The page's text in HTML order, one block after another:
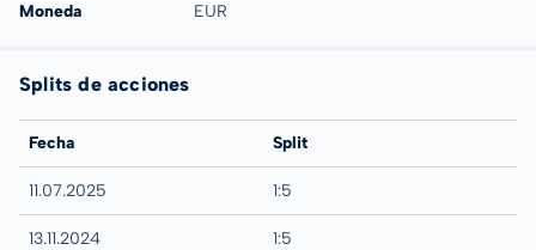
Moneda EUR
Splits de acciones
Fecha Split
11.07.2025 1:5
13.11.2024 1:5